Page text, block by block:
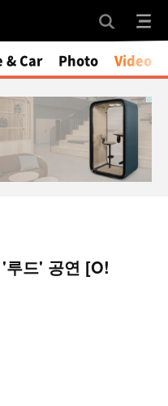
& Car Photo Video
루드' 공연 [O!